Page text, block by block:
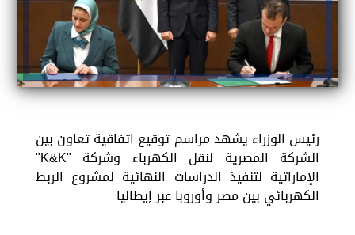
رئيس الوزراء يشهد مراسم توقيع اتفاقية تعاون بين
الشركة المصرية لنقل الكهرباء وشركة "K&K"
الإماراتية لتنفيذ الدراسات النهائية لمشروع الربط
الكهربائي بين مصر وأوروبا عبر إيطاليا